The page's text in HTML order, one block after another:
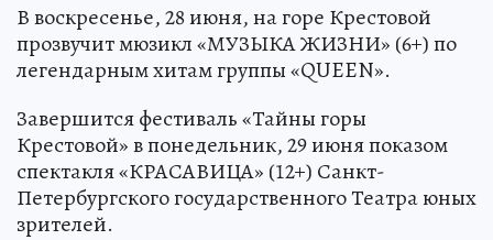
В воскресенье, 28 июня, на горе Крестовой
прозвучит мюзикл «МУЗЫКА ЖИЗНИ» (6+) по
легендарным хитам группы «QUEEN».
Завершится фестиваль «Тайны горы
Крестовой» в понедельник, 29 июня показом
спектакля «КРАСАВИЦА» (12+) Санкт-
Петербургского государственного Театра юных
зрителей.